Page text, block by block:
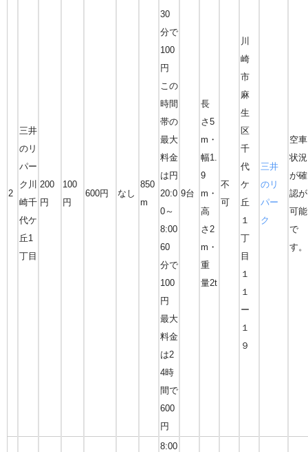
2
三井
のリ
パー
ク川
崎千
代ケ
丘1
丁目
200
円
100
円
600円 なし
850
m
30
分で
100
円
この
時間
帯の
最大
料金
は円
20:0
0～
8:00
60
分で
100
円
最大
料金
は2
4時
間で
600
円
9台
長
さ5
m・
幅1.
9
m・
高
さ2
m・
重
量2t
不
可
川
崎
市
麻
生
区
千
代
ケ
丘
１
丁
目
１
１
ー
１
９
三井
のリ
パー
ク
空車
状況
が確
認が
可能
で
す。
8:00